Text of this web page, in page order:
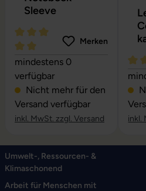
Sleeve
Durchschnittliche Bewertung
Merken
mindestens 0
verfügbar
Nicht mehr für den
Versand verfügbar
inkl. MwSt. zzgl. Versand inkl.
Umwelt-, Ressourcen- &
Klimaschonend
Arbeit für Menschen mit